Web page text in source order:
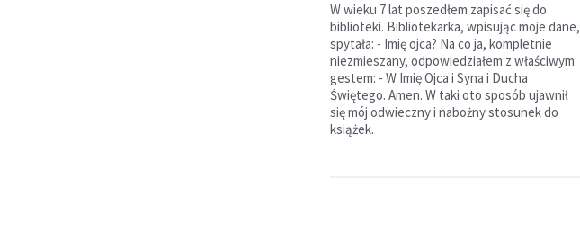
W wieku 7 lat poszedłem zapisać się do
biblioteki. Bibliotekarka, wpisując moje dane,
spytała: - Imię ojca? Na co ja, kompletnie
niezmieszany, odpowiedziałem z właściwym
gestem: - W Imię Ojca i Syna i Ducha
Świętego. Amen. W taki oto sposób ujawnił
się mój odwieczny i nabożny stosunek do
książek.